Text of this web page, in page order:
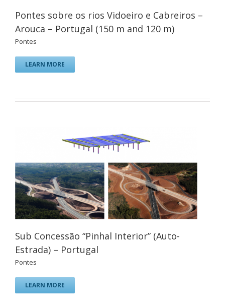
Pontes sobre os rios Vidoeiro e Cabreiros –
Arouca – Portugal (150 m and 120 m)
Pontes
LEARN MORE
Sub Concessão “Pinhal Interior” (Auto-
Estrada) – Portugal
Pontes
LEARN MORE